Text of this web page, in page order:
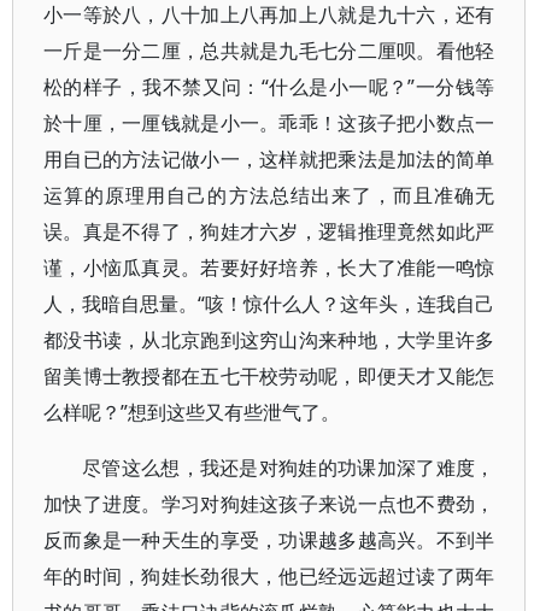
小一等於八，八十加上八再加上八就是九十六，还有
一斤是一分二厘，总共就是九毛七分二厘呗。看他轻
松的样子，我不禁又问：“什么是小一呢？”一分钱等
於十厘，一厘钱就是小一。乖乖！这孩子把小数点一
用自已的方法记做小一，这样就把乘法是加法的简单
运算的原理用自己的方法总结出来了，而且准确无
误。真是不得了，狗娃才六岁，逻辑推理竟然如此严
谨，小恼瓜真灵。若要好好培养，长大了准能一鸣惊
人，我暗自思量。“咳！惊什么人？这年头，连我自己
都没书读，从北京跑到这穷山沟来种地，大学里许多
留美博士教授都在五七干校劳动呢，即便天才又能怎
么样呢？”想到这些又有些泄气了。
尽管这么想，我还是对狗娃的功课加深了难度，
加快了进度。学习对狗娃这孩子来说一点也不费劲，
反而象是一种天生的享受，功课越多越高兴。不到半
年的时间，狗娃长劲很大，他已经远远超过读了两年